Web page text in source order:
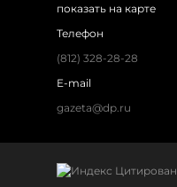
показать на карте
Телефон
(812) 328-28-28
E-mail
gazeta@dp.ru